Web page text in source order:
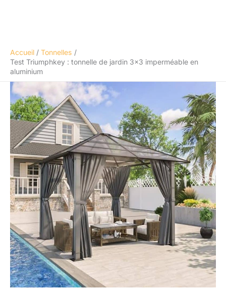
Accueil
Tonnelles
Test Triumphkey : tonnelle de jardin 3×3 imperméable en
aluminium